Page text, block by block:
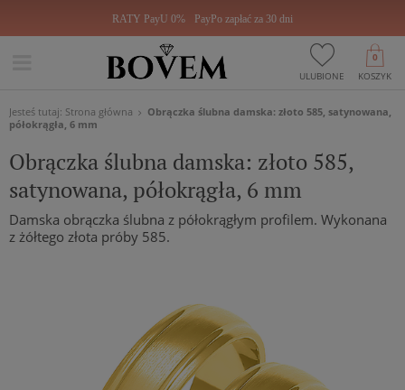
RATY PayU 0% PayPo zapłać za 30 dni
ULUBIONE KOSZYK
0
Jesteś tutaj: Strona główna
Obrączka ślubna damska: złoto 585, satynowana,
półokrągła, 6 mm
Obrączka ślubna damska: złoto 585,
satynowana, półokrągła, 6 mm
Damska obrączka ślubna z półokrągłym profilem. Wykonana
z żółtego złota próby 585.